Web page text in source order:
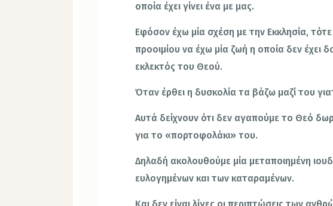
οποία έχει γίνει ένα με μας.
Εφόσον έχω μία σχέση με την Εκκλησία, τότε
προοιμίου να έχω μία ζωή η οποία δεν έχει
εκλεκτός του Θεού.
Όταν έρθει η δυσκολία τα βάζω μαζί του
Αυτά δείχνουν ότι δεν αγαπούμε το Θεό
για το «πορτοφολάκι» του.
Δηλαδή ακολουθούμε μία μεταποιημένη
ευλογημένων και των καταραμένων.